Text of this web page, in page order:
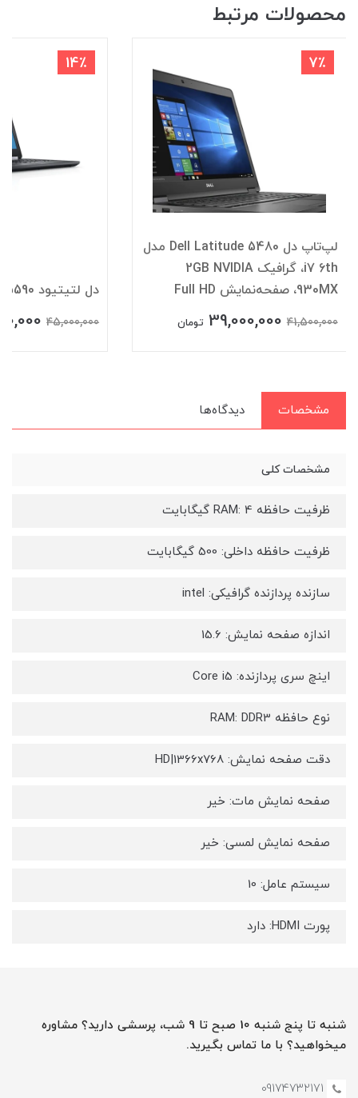
محصولات مرتبط
7٪
لپ‌تاپ دل Dell Latitude 5480 مدل
i7 6th، گرافیک 2GB NVIDIA
930MX، صفحه‌نمایش Full HD
41,500,000
39,000,000 تومان
14٪
دل لتیتیود Dell Latitude E5590
45,000,000
مشخصات دیدگاه‌ها
مشخصات کلی
ظرفیت حافظه RAM: 4 گیگابایت
ظرفیت حافظه داخلی: 500 گیگابایت
سازنده پردازنده گرافیکی: intel
اندازه صفحه نمایش: 15.6
اینچ سری پردازنده: Core i5
نوع حافظه RAM: DDR3
دقت صفحه نمایش: HD|1366x768
صفحه نمایش مات: خیر
صفحه نمایش لمسی: خیر
سیستم عامل: 10
پورت HDMI: دارد
شنبه تا پنج شنبه 10 صبح تا 9 شب، پرسشی دارید؟ مشاوره
میخواهید؟ با ما تماس بگیرید.
09174732171